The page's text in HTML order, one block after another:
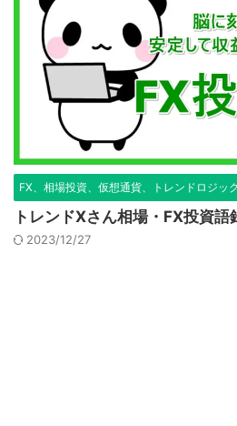
FX、相場投資、仮想通貨、トレンドロジッ
トレンドXさん相場・FX投資語
2023/12/27